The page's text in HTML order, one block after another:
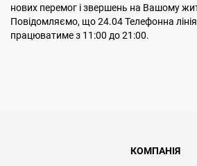
нових перемог і звершень на Вашому
Повідомляємо, що 24.04 Телефонна лінія
працюватиме з 11:00 до 21:00.
КОМПАНІЯ